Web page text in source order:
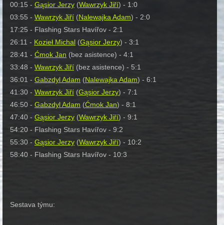
00:15 - Gąsior Jerzy (Wawrzyk Jiří) - 1:0
03:55 - Wawrzyk Jiří (Nalewajka Adam) - 2:0
17:25 - Flashing Stars Havířov - 2:1
26:11 - Kozieł Michal (Gąsior Jerzy) - 3:1
28:41 - Ćmok Jan (bez asistence) - 4:1
33:48 - Wawrzyk Jiří (bez asistence) - 5:1
36:01 - Gabzdyl Adam (Nalewajka Adam) - 6:1
41:30 - Wawrzyk Jiří (Gąsior Jerzy) - 7:1
46:50 - Gabzdyl Adam (Ćmok Jan) - 8:1
47:40 - Gąsior Jerzy (Wawrzyk Jiří) - 9:1
54:20 - Flashing Stars Havířov - 9:2
55:30 - Gąsior Jerzy (Wawrzyk Jiří) - 10:2
58:40 - Flashing Stars Havířov - 10:3
Sestava týmu: